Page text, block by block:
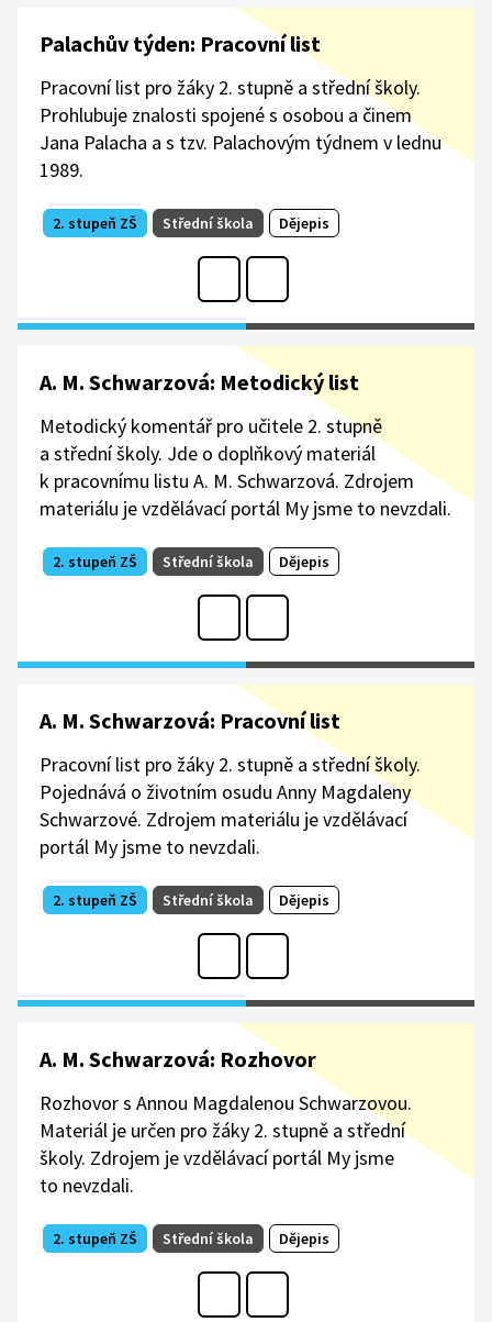
Palachův týden: Pracovní list
Pracovní list pro žáky 2. stupně a střední školy.
Prohlubuje znalosti spojené s osobou a činem
Jana Palacha a s tzv. Palachovým týdnem v lednu
1989.
2. stupeň ZŠ Střední škola Dějepis
A. M. Schwarzová: Metodický list
Metodický komentář pro učitele 2. stupně
a střední školy. Jde o doplňkový materiál
k pracovnímu listu A. M. Schwarzová. Zdrojem
materiálu je vzdělávací portál My jsme to nevzdali.
2. stupeň ZŠ Střední škola Dějepis
A. M. Schwarzová: Pracovní list
Pracovní list pro žáky 2. stupně a střední školy.
Pojednává o životním osudu Anny Magdaleny
Schwarzové. Zdrojem materiálu je vzdělávací
portál My jsme to nevzdali.
2. stupeň ZŠ Střední škola Dějepis
A. M. Schwarzová: Rozhovor
Rozhovor s Annou Magdalenou Schwarzovou.
Materiál je určen pro žáky 2. stupně a střední
školy. Zdrojem je vzdělávací portál My jsme
to nevzdali.
2. stupeň ZŠ Střední škola Dějepis